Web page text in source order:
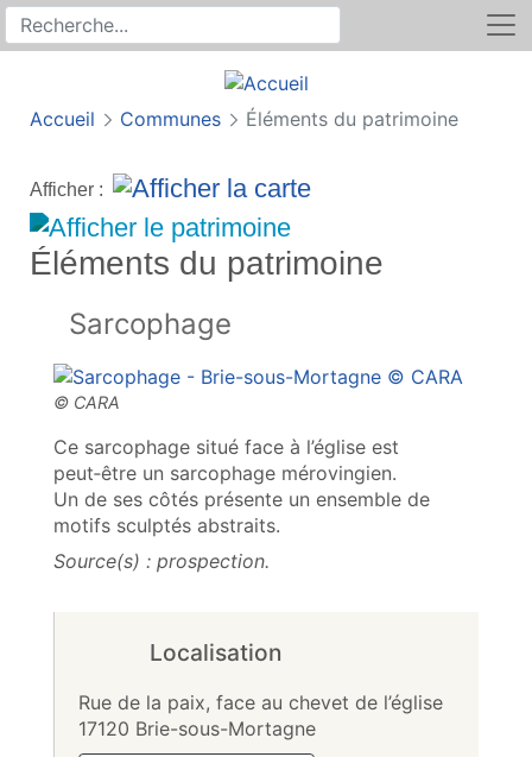
Recherche sur le site
Rechercher
Accueil Communes Éléments du patrimoine
Afficher :
Éléments du patrimoine
Sarcophage
Ce sarcophage situé face à l’église est
peut‑être un sarcophage mérovingien.
Un de ses côtés présente un ensemble de
motifs sculptés abstraits.
Source(s) : prospection.
Localisation
Rue de la paix, face au chevet de l’église
17120 Brie-sous-Mortagne